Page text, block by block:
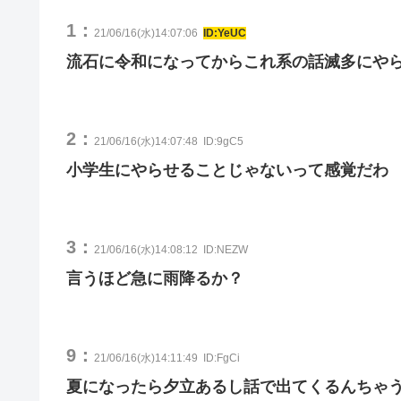
1： 21/06/16(水)14:07:06 ID:YeUC
流石に令和になってからこれ系の話滅多にや
2： 21/06/16(水)14:07:48 ID:9gC5
小学生にやらせることじゃないって感覚だわ
3： 21/06/16(水)14:08:12 ID:NEZW
言うほど急に雨降るか？
9： 21/06/16(水)14:11:49 ID:FgCi
夏になったら夕立あるし話で出てくるんちゃ